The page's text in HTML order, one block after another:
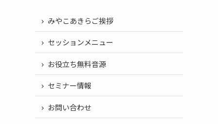
みやこあきらご挨拶
セッションメニュー
お役立ち無料音源
セミナー情報
お問い合わせ